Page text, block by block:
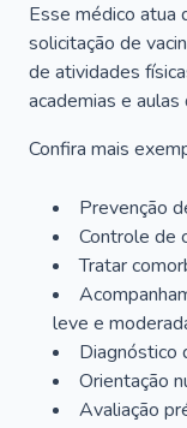
Esse médico atua
solicitação de
de atividades
academias e
Confira mais
Prevenção
Controle de
Tratar
leve e
Diagnóstico
Orientação
Avaliação